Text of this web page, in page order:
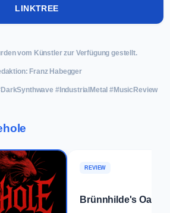
LINKTREE
vom Künstler zur Verfügung gestellt.
Franz Habegger
#IndustrialMetal #MusicReview
REVIEW
Brünnhilde's Oath